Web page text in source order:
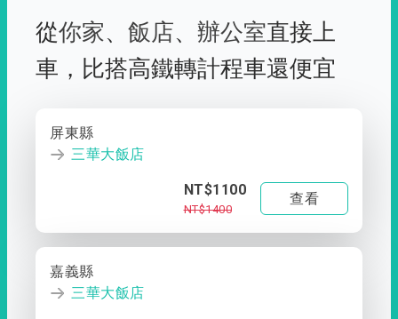
從你家、 飯店、 辦公室直接上
車， 比搭高鐵轉計程車還便宜
屏東縣
三華大飯店
NT$1100
NT$1400
查看
嘉義縣
三華大飯店